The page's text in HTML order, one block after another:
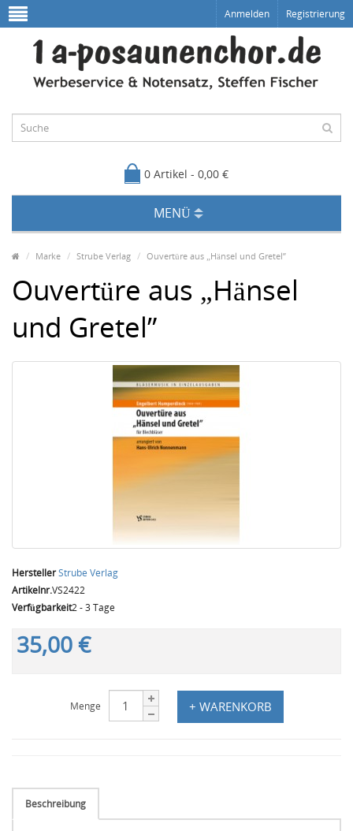
Anmelden Registrierung
0 Artikel - 0,00 €
MENÜ
Marke Strube Verlag Ouvertüre aus „Hänsel und Gretel”
Ouvertüre aus „Hänsel
und Gretel”
HerstellerStrube Verlag
Artikelnr.VS2422
Verfügbarkeit2 - 3 Tage
35,00 €
Menge + WARENKORB
Beschreibung